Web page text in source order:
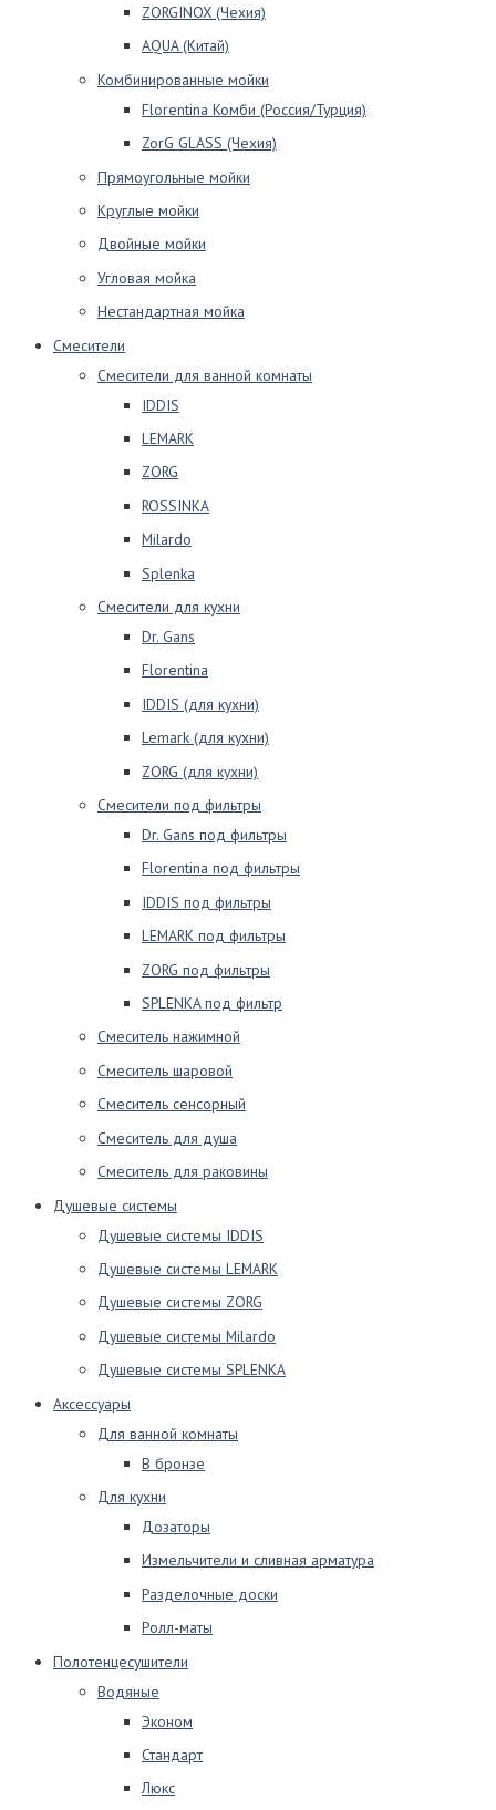
ZORGINOX (Чехия)
AQUA (Китай)
Комбинированные мойки
Florentina Комби (Россия/Турция)
ZorG GLASS (Чехия)
Прямоугольные мойки
Круглые мойки
Двойные мойки
Угловая мойка
Нестандартная мойка
Смесители
Смесители для ванной комнаты
IDDIS
LEMARK
ZORG
ROSSINKA
Milardo
Splenka
Смесители для кухни
Dr. Gans
Florentina
IDDIS (для кухни)
Lemark (для кухни)
ZORG (для кухни)
Смесители под фильтры
Dr. Gans под фильтры
Florentina под фильтры
IDDIS под фильтры
LEMARK под фильтры
ZORG под фильтры
SPLENKA под фильтр
Смеситель нажимной
Смеситель шаровой
Смеситель сенсорный
Смеситель для душа
Смеситель для раковины
Душевые системы
Душевые системы IDDIS
Душевые системы LEMARK
Душевые системы ZORG
Душевые системы Milardo
Душевые системы SPLENKA
Аксессуары
Для ванной комнаты
В бронзе
Для кухни
Дозаторы
Измельчители и сливная арматура
Разделочные доски
Ролл-маты
Полотенцесушители
Водяные
Эконом
Стандарт
Люкс